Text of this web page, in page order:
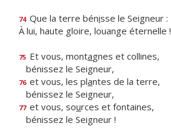
74 Que la terre bénisse le Seigneur :
À lui, haute gloire, louange éternelle !
75 Et vous, montagnes et collines,
bénissez le Seigneur,
76 et vous, les plantes de la terre,
bénissez le Seigneur,
77 et vous, sources et fontaines,
bénissez le Seigneur !